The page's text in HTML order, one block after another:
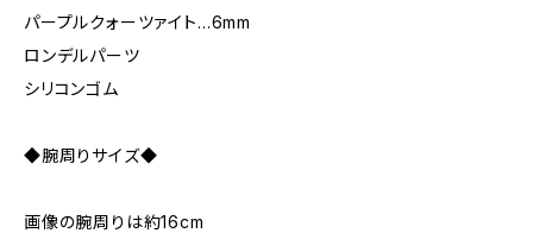
パープルクォーツァイト…6mm
ロンデルパーツ
シリコンゴム
◆腕周りサイズ◆
画像の腕周りは約16cm